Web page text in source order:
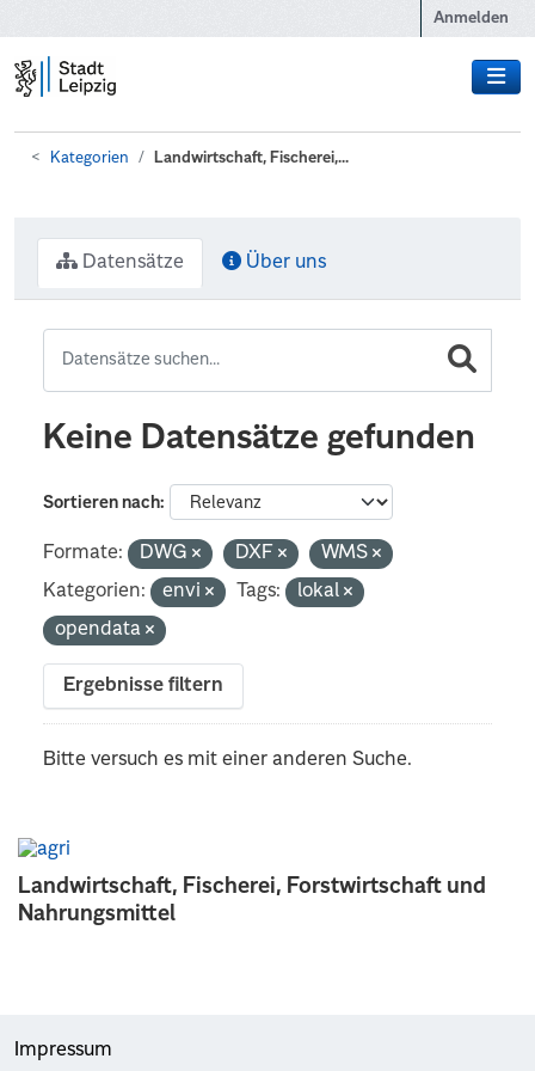
Anmelden
Kategorien Landwirtschaft, Fischerei,...
Landwirtschaft, Fischerei, Forstwirtschaft und
Nahrungsmittel
Datensätze Über uns
Keine Datensätze gefunden
Sortieren nach
Formate: DWG DXF
WMS
Kategorien:
envi Tags:
lokal
opendata
Ergebnisse filtern
Bitte versuch es mit einer anderen Suche.
Impressum